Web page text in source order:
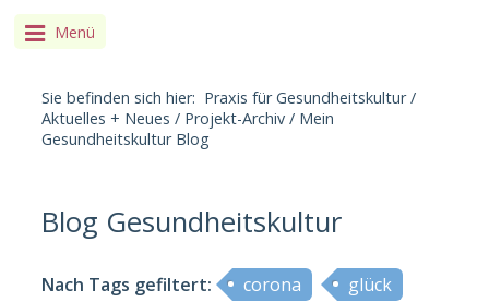
Menü
Sie befinden sich hier: Praxis für Gesundheitskultur /
Aktuelles + Neues / Projekt-Archiv / Mein
Gesundheitskultur Blog
Blog Gesundheitskultur
Nach Tags gefiltert: corona
glück